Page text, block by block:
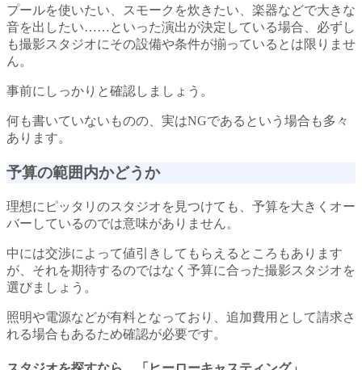
プールを使いたい、スモークを炊きたい、楽器などで大きな
音を出したい……といった演出が決定している場合、必ずし
も撮影スタジオにその設備や条件が揃っているとは限りませ
ん。
事前にしっかりと確認しましょう。
何も書いていないものの、実はNGであるという場合も多々
あります。
予算の範囲内かどうか
理想にピッタリのスタジオを見つけても、予算を大きくオー
バーしているのでは意味がありません。
中には交渉によって値引きしてもらえるところもあります
が、それを期待するのではなく予算に合った撮影スタジオを
選びましょう。
照明や電源などが有料となっており、追加費用として請求さ
れる場合もあるため確認が必要です。